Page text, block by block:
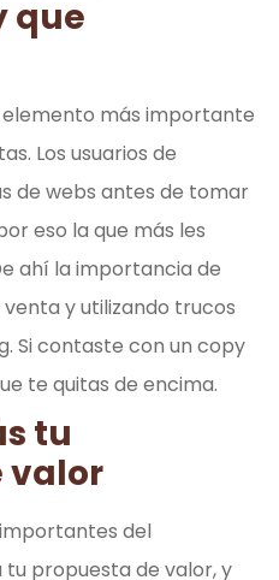
que
elemento más importante
Los usuarios de
de webs antes de tomar
eso la que más les
ahí la importancia de
y utilizando trucos
Si contaste con un copy
te quitas de encima.
tu
valor
del
propuesta de valor, y